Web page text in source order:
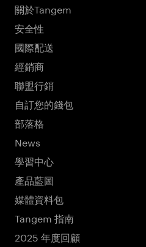
關於Tangem
安全性
國際配送
經銷商
聯盟行銷
自訂您的錢包
部落格
News
學習中心
產品藍圖
媒體資料包
Tangem 指南
2025 年度回顧